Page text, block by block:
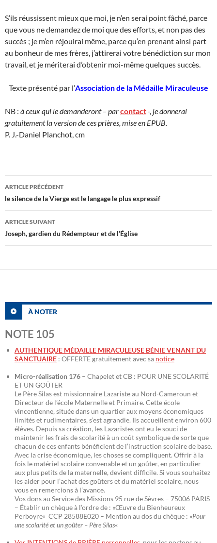
S’ils réussissent mieux que moi, je n’en serai point fâché, parce
que vous ne demandez de moi que des efforts, et non pas des
succès ; je m’en réjouirai même, parce qu’en prenant ainsi part
au bonheur de mes frères, j’attirerai votre bénédiction sur mon
travail, et je mériterai d’obtenir moi-même quelques succès.
Texte présenté par l’Association de la Médaille Miraculeuse
NB : à ceux qui le demanderont – parcontact-, je donnerai
gratuitement la version de ces prières, mise en EPUB.
P. J.-Daniel Planchot, cm
Navigation
des
articles
ARTICLE PRÉCÉDENT
le silence de la Vierge est le langage le plus expressif
ARTICLE SUIVANT
Joseph, gardien du Rédempteur et de l’Église
À NOTER
NOTE 105
AUTHENTIQUE MÉDAILLE MIRACULEUSE BÉNIE VENANT DU
SANCTUAIRE : OFFERTE gratuitement avec sa notice
Micro-réalisation 176 – Chapelet et CB : POUR UNE SCOLARITÉ
ET UN GOÛTER
Le Père Silas est missionnaire Lazariste au Nord-Cameroun et
Directeur de l’école Maternelle et Primaire. Cette école
vincentienne, située dans un quartier aux moyens économiques
limités et rudimentaires, s’est agrandie. Ils accueillent environ 600
élèves. Depuis sa création, les Lazaristes ont eu le souci de
maintenir les frais de scolarité à un coût symbolique de sorte que
chacun de ces enfants bénéficient de l’instruction scolaire de base.
Avec la crise économique, les choses se compliquent. Offrir à la
fois le matériel scolaire convenable et un goûter, en particulier
aux plus petits de la maternelle, devient difficile. Si vous souhaitez
les aider pour l’achat des goûters et du matériel scolaire, nous
vous en remercions à l’avance.
Vos dons au Service des Missions 95 rue de Sèvres – 75006 PARIS
– Établir un chèque à l’ordre de : «Œuvre du Bienheureux
Perboyre» CCP 28588E020 – Mention au dos du chèque : »Pour
une scolarité et un goûter – Père Silas«